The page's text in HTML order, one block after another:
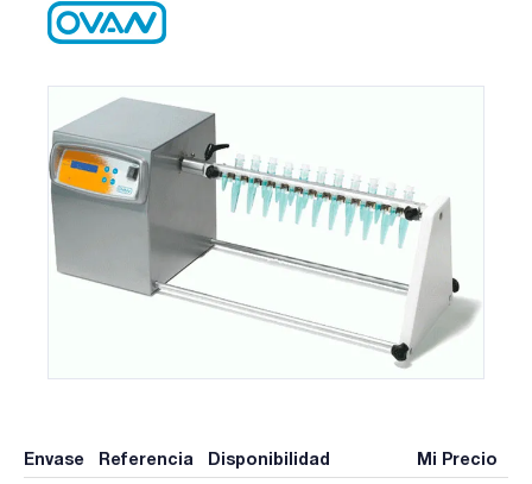
Envase Referencia Disponibilidad Mi Precio